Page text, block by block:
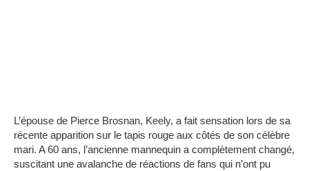
L’épouse de Pierce Brosnan, Keely, a fait sensation lors de sa
récente apparition sur le tapis rouge aux côtés de son célèbre
mari. A 60 ans, l’ancienne mannequin a complètement changé,
suscitant une avalanche de réactions de fans qui n’ont pu